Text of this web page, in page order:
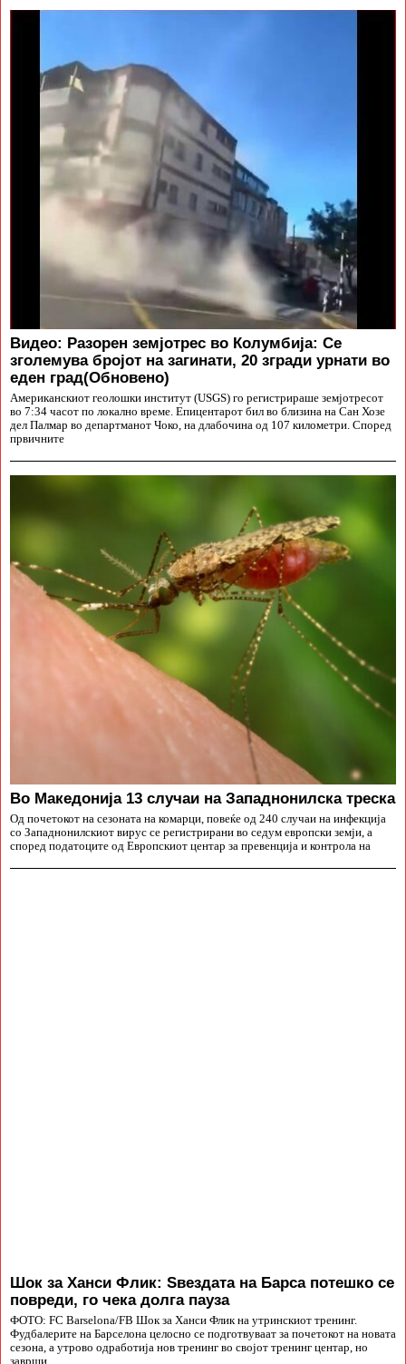
Видео: Разорен земјотрес во Колумбија: Се
зголемува бројот на загинати, 20 згради урнати во
еден град(Обновено)
Американскиот геолошки институт (USGS) го регистрираше земјотресот
во 7:34 часот по локално време. Епицентарот бил во близина на Сан Хозе
дел Палмар во департманот Чоко, на длабочина од 107 километри. Според
првичните
Во Македонија 13 случаи на Западнонилска треска
Од почетокот на сезоната на комарци, повеќе од 240 случаи на инфекција
со Западнонилскиот вирус се регистрирани во седум европски земји, а
според податоците од Европскиот центар за превенција и контрола на
Шок за Ханси Флик: Ѕвездата на Барса потешко се
повреди, го чека долга пауза
ФОТО: FC Barselona/FB Шок за Ханси Флик на утринскиот тренинг.
Фудбалерите на Барселона целосно се подготвуваат за почетокот на новата
сезона, а утрово одработија нов тренинг во својот тренинг центар, но
заврши